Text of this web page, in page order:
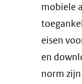
mobiele
eisen
en
norm